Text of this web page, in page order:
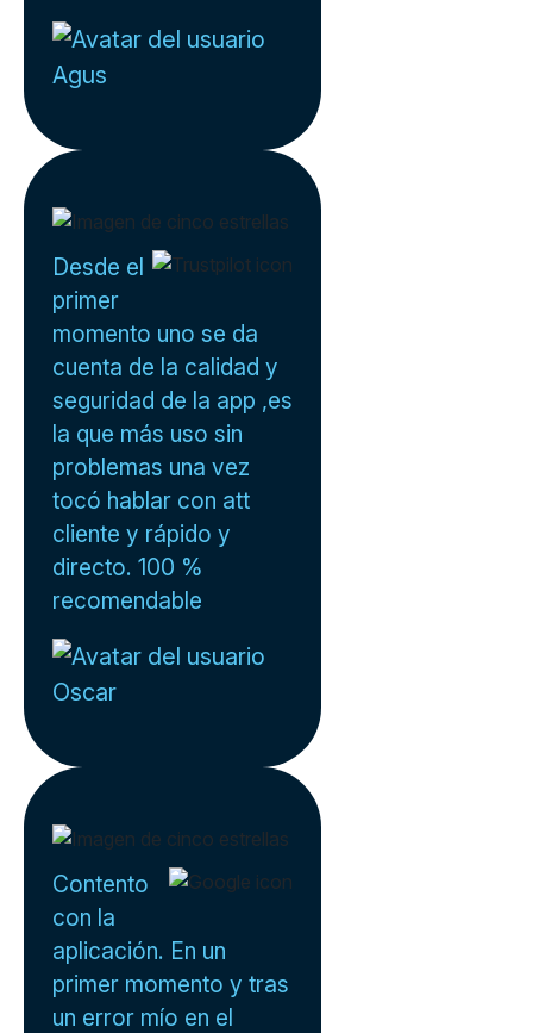
Agus
Desde el
primer
momento uno se da
cuenta de la calidad y
seguridad de la app ,es
la que más uso sin
problemas una vez
tocó hablar con att
cliente y rápido y
directo. 100 %
recomendable
Oscar
Contento
con la
aplicación. En un
primer momento y tras
un error mío en el